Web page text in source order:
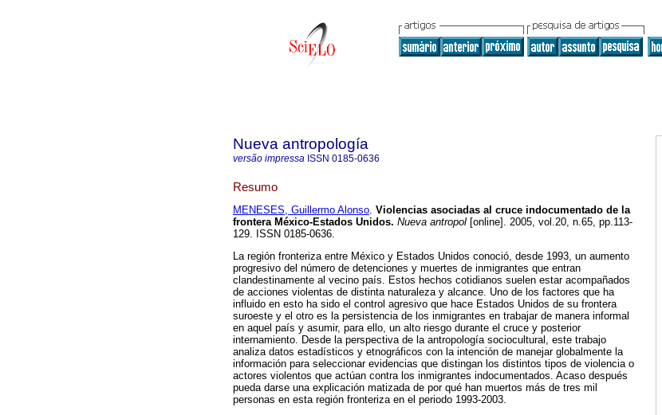
Nueva antropología
versão impressa ISSN 0185-0636
Resumo
MENESES, Guillermo Alonso. Violencias asociadas al cruce indocumentado de la
frontera México-Estados Unidos. Nueva antropol [online]. 2005, vol.20, n.65, pp.113-
129. ISSN 0185-0636.
La región fronteriza entre México y Estados Unidos conoció, desde 1993, un aumento
progresivo del número de detenciones y muertes de inmigrantes que entran
clandestinamente al vecino país. Estos hechos cotidianos suelen estar acompañados
de acciones violentas de distinta naturaleza y alcance. Uno de los factores que ha
influido en esto ha sido el control agresivo que hace Estados Unidos de su frontera
suroeste y el otro es la persistencia de los inmigrantes en trabajar de manera informal
en aquel país y asumir, para ello, un alto riesgo durante el cruce y posterior
internamiento. Desde la perspectiva de la antropología sociocultural, este trabajo
analiza datos estadísticos y etnográficos con la intención de manejar globalmente la
información para seleccionar evidencias que distingan los distintos tipos de violencia o
actores violentos que actúan contra los inmigrantes indocumentados. Acaso después
pueda darse una explicación matizada de por qué han muertos más de tres mil
personas en esta región fronteriza en el periodo 1993-2003.